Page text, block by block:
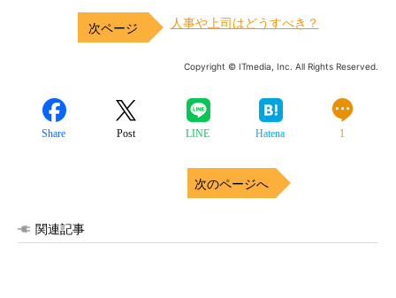
人事や上司はどうすべき？
Copyright © ITmedia, Inc. All Rights Reserved.
Share Post LINE Hatena 1
次のページへ
関連記事